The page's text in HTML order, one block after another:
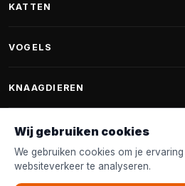
Fantail hondenmanden
Hondenspeelgoed
Halsband & Lijn
Shampoo & Verzorging
KATTEN
Krabpalen voor Maine Coon
Kattenmanden
VOGELS
Vogelvoer binnenvogels
Voederhuisjes
Nestkastjes & Nesting
KNAAGDIEREN
Knaagdierenvoer
Accessoires
KLANTENSERVICE
Wij gebruiken cookies
We gebruiken cookies om je
websiteverkeer te analyseren.